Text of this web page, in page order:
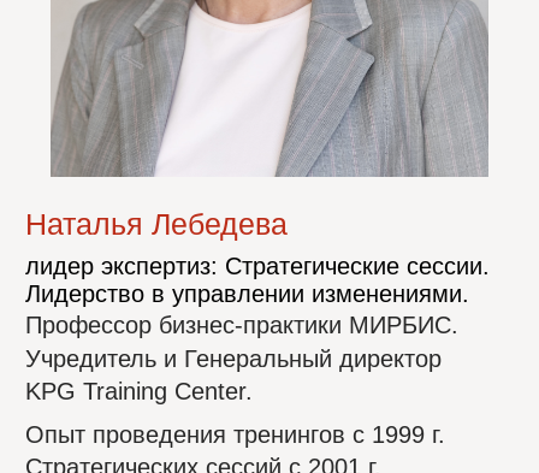
Партнер KPG Training Center
Антон Емельянов
16-летний опыт в банковском розничном
бизнесе от главного эксперта до
руководителя подразделения банковских
карт (Промышленно-строительный банк,
УРСАБанк, Банк Москвы), в том числе:
представительстве.
Международной Платежной Системы VISA